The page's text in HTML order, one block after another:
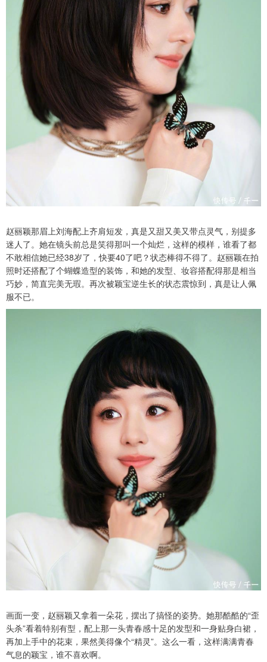
赵丽颖那眉上刘海配上齐肩短发，真是又甜又美又带点灵气，别提多
迷人了。她在镜头前总是笑得那叫一个灿烂，这样的模样，谁看了都
不敢相信她已经38岁了，快要40了吧？状态棒得不得了。赵丽颖在拍
照时还搭配了个蝴蝶造型的装饰，和她的发型、妆容搭配得那是相当
巧妙，简直完美无瑕。再次被颖宝逆生长的状态震惊到，真是让人佩
服不已。
画面一变，赵丽颖又拿着一朵花，摆出了搞怪的姿势。她那酷酷的“歪
头杀”看着特别有型，配上那一头青春感十足的发型和一身贴身白裙，
再加上手中的花束，果然美得像个“精灵”。这么一看，这样满满青春
气息的颖宝，谁不喜欢啊。